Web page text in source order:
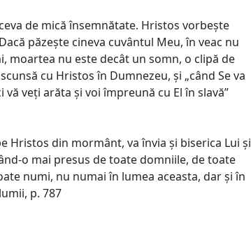
de mică însemnătate. Hristos vorbește
păzește cineva cuvântul Meu, în veac nu
moartea nu este decât un somn, o clipă de
cu Hristos în Dumnezeu, și „când Se va
veți arăta și voi împreună cu El în slavă”
Hristos din mormânt, va învia și biserica Lui și
o mai presus de toate domniile, de toate
numi, nu numai în lumea aceasta, dar și în
p. 787